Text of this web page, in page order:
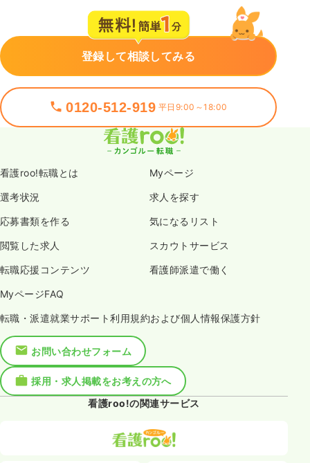
登録して相談してみる
0120-512-919 平日9:00～18:00
看護roo!転職とは Myページ
選考状況 求人を探す
応募書類を作る 気になるリスト
閲覧した求人 スカウトサービス
転職応援コンテンツ 看護師派遣で働く
MyページFAQ
転職・派遣就業サポート利用規約および個人情報保護方針
お問い合わせフォーム
採用・求人掲載をお考えの方へ
看護roo!の関連サービス